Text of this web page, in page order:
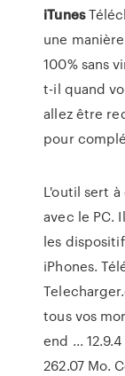
iTunes
une
100% sans
t-il quand
allez être
pour
L'outil sert
avec le PC.
les
iPhones.
tous vos
end ...
262.07 Mo.